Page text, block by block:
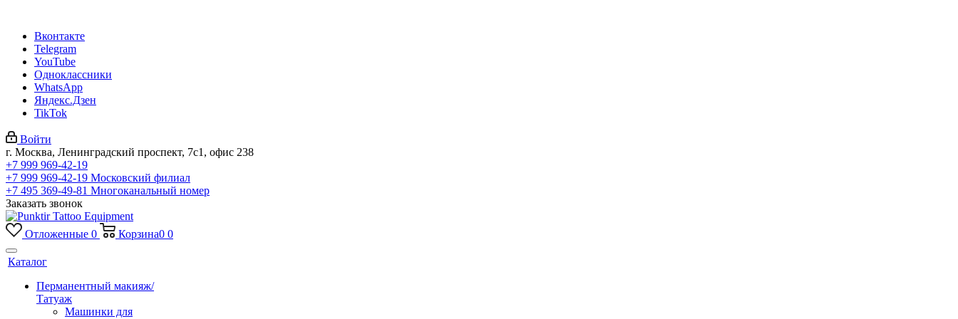
Вконтакте
Telegram
YouTube
Одноклассники
WhatsApp
Яндекс.Дзен
TikTok
Войти
г. Москва, Ленинградский проспект, 7с1, офис 238
+7 999 969-42-19
+7 999 969-42-19 Московский филиал
+7 495 369-49-81 Многоканальный номер
Заказать звонок
Отложенные 0 Корзина0 0
Каталог
Перманентный макияж/
Татуаж
Машинки для